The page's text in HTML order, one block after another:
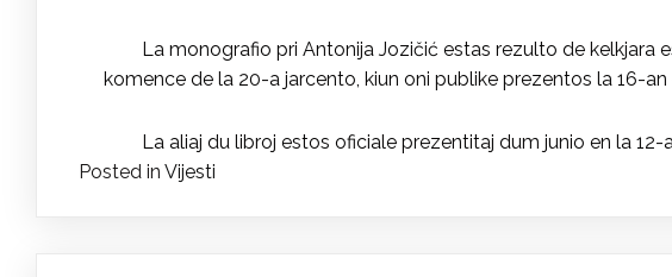
La monografio pri Antonija Jozičić estas rezulto de kelkjara
komence de la 20-a jarcento, kiun oni publike prezentos la 16-
La aliaj du libroj estos oficiale prezentitaj dum junio en la
Posted in Vijesti